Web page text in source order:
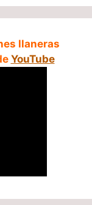
llaneras
YouTube